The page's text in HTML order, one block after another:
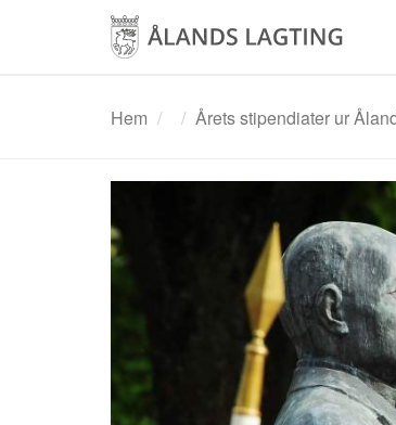
Hem Årets stipendiater ur